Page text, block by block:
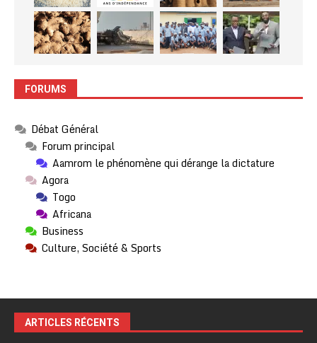
FORUMS
Débat Général
Forum principal
Aamrom le phénomène qui dérange la dictature
Agora
Togo
Africana
Business
Culture, Société & Sports
ARTICLES RÉCENTS